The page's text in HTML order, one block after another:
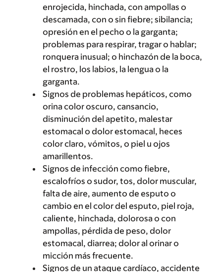
enrojecida, hinchada, con ampollas o
descamada, con o sin fiebre; sibilancia;
opresión en el pecho o la garganta;
problemas para respirar, tragar o hablar;
ronquera inusual; o hinchazón de la boca,
el rostro, los labios, la lengua o la
garganta.
Signos de problemas hepáticos, como
orina color oscuro, cansancio,
disminución del apetito, malestar
estomacal o dolor estomacal, heces
color claro, vómitos, o piel u ojos
amarillentos.
Signos de infección como fiebre,
escalofríos o sudor, tos, dolor muscular,
falta de aire, aumento de esputo o
cambio en el color del esputo, piel roja,
caliente, hinchada, dolorosa o con
ampollas, pérdida de peso, dolor
estomacal, diarrea; dolor al orinar o
micción más frecuente.
Signos de un ataque cardíaco, accidente